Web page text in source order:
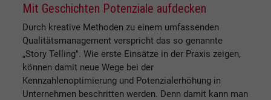
Mit Geschichten Potenziale aufdecken
Durch kreative Methoden zu einem umfassenden
Qualitätsmanagement verspricht das so genannte
„Story Telling". Wie erste Einsätze in der Praxis zeigen,
können damit neue Wege bei der
Kennzahlenoptimierung und Potenzialerhöhung in
Unternehmen beschritten werden. Denn damit kann man